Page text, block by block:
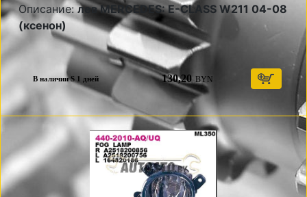
Описание:лев MERCEDES: E-CLASS W211 04-08
(ксенон)
В наличии S 1 дней 130,20 BYN